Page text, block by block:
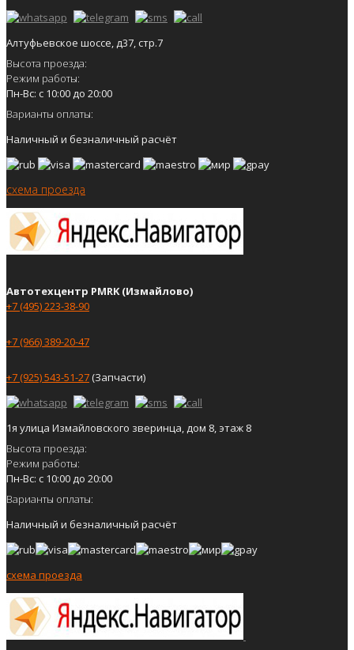
Алтуфьевское шоссе, д37, стр.7
Высота проезда:
Режим работы:
Пн-Вс: с 10:00 до 20:00
Варианты оплаты:
Наличный и безналичный расчёт
схема проезда
Автотехцентр PMRK (Измайлово)
+7 (495) 223-38-90
+7 (966) 389-20-47
+7 (925) 543-51-27(Запчасти)
1я улица Измайловского зверинца, дом 8, этаж 8
Высота проезда:
Режим работы:
Пн-Вс: с 10:00 до 20:00
Варианты оплаты:
Наличный и безналичный расчёт
схема проезда